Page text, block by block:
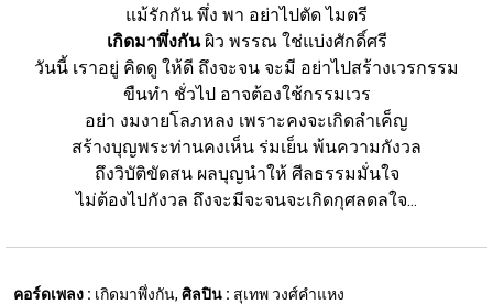
แม้รักกัน พึ่ง พา อย่าไปตัด ไมตรี
เกิดมาพึ่งกัน ผิว พรรณ ใช่แบ่งศักดิ์ศรี
วันนี้ เราอยู่ คิดดู ให้ดี ถึงจะจน จะมี อย่าไปสร้างเวรกรรม
ขืนทำ ชั่วไป อาจต้องใช้กรรมเวร
อย่า งมงายโลภหลง เพราะคงจะเกิดลำเค็ญ
สร้างบุญพระท่านคงเห็น ร่มเย็น พ้นความกังวล
ถึงวิบัติขัดสน ผลบุญนำให้ ศีลธรรมมั่นใจ
ไม่ต้องไปกังวล ถึงจะมีจะจนจะเกิดกุศลดลใจ...
คอร์ดเพลง : เกิดมาพึ่งกัน, ศิลปิน : สุเทพ วงศ์คำแหง